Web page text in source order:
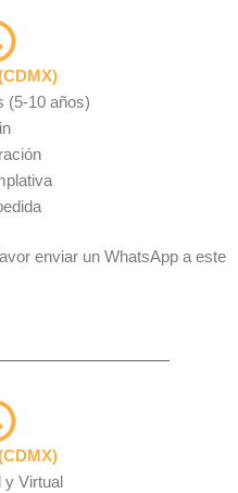
(5-10 años)
enviar un WhatsApp a este
y Virtual